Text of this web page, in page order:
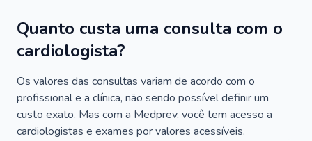
Quanto custa uma consulta com o
cardiologista?
Os valores das consultas variam de acordo com o
profissional e a clínica, não sendo possível definir um
custo exato. Mas com a Medprev, você tem acesso a
cardiologistas e exames por valores acessíveis.